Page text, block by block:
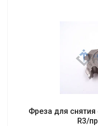
Фреза для
R3/